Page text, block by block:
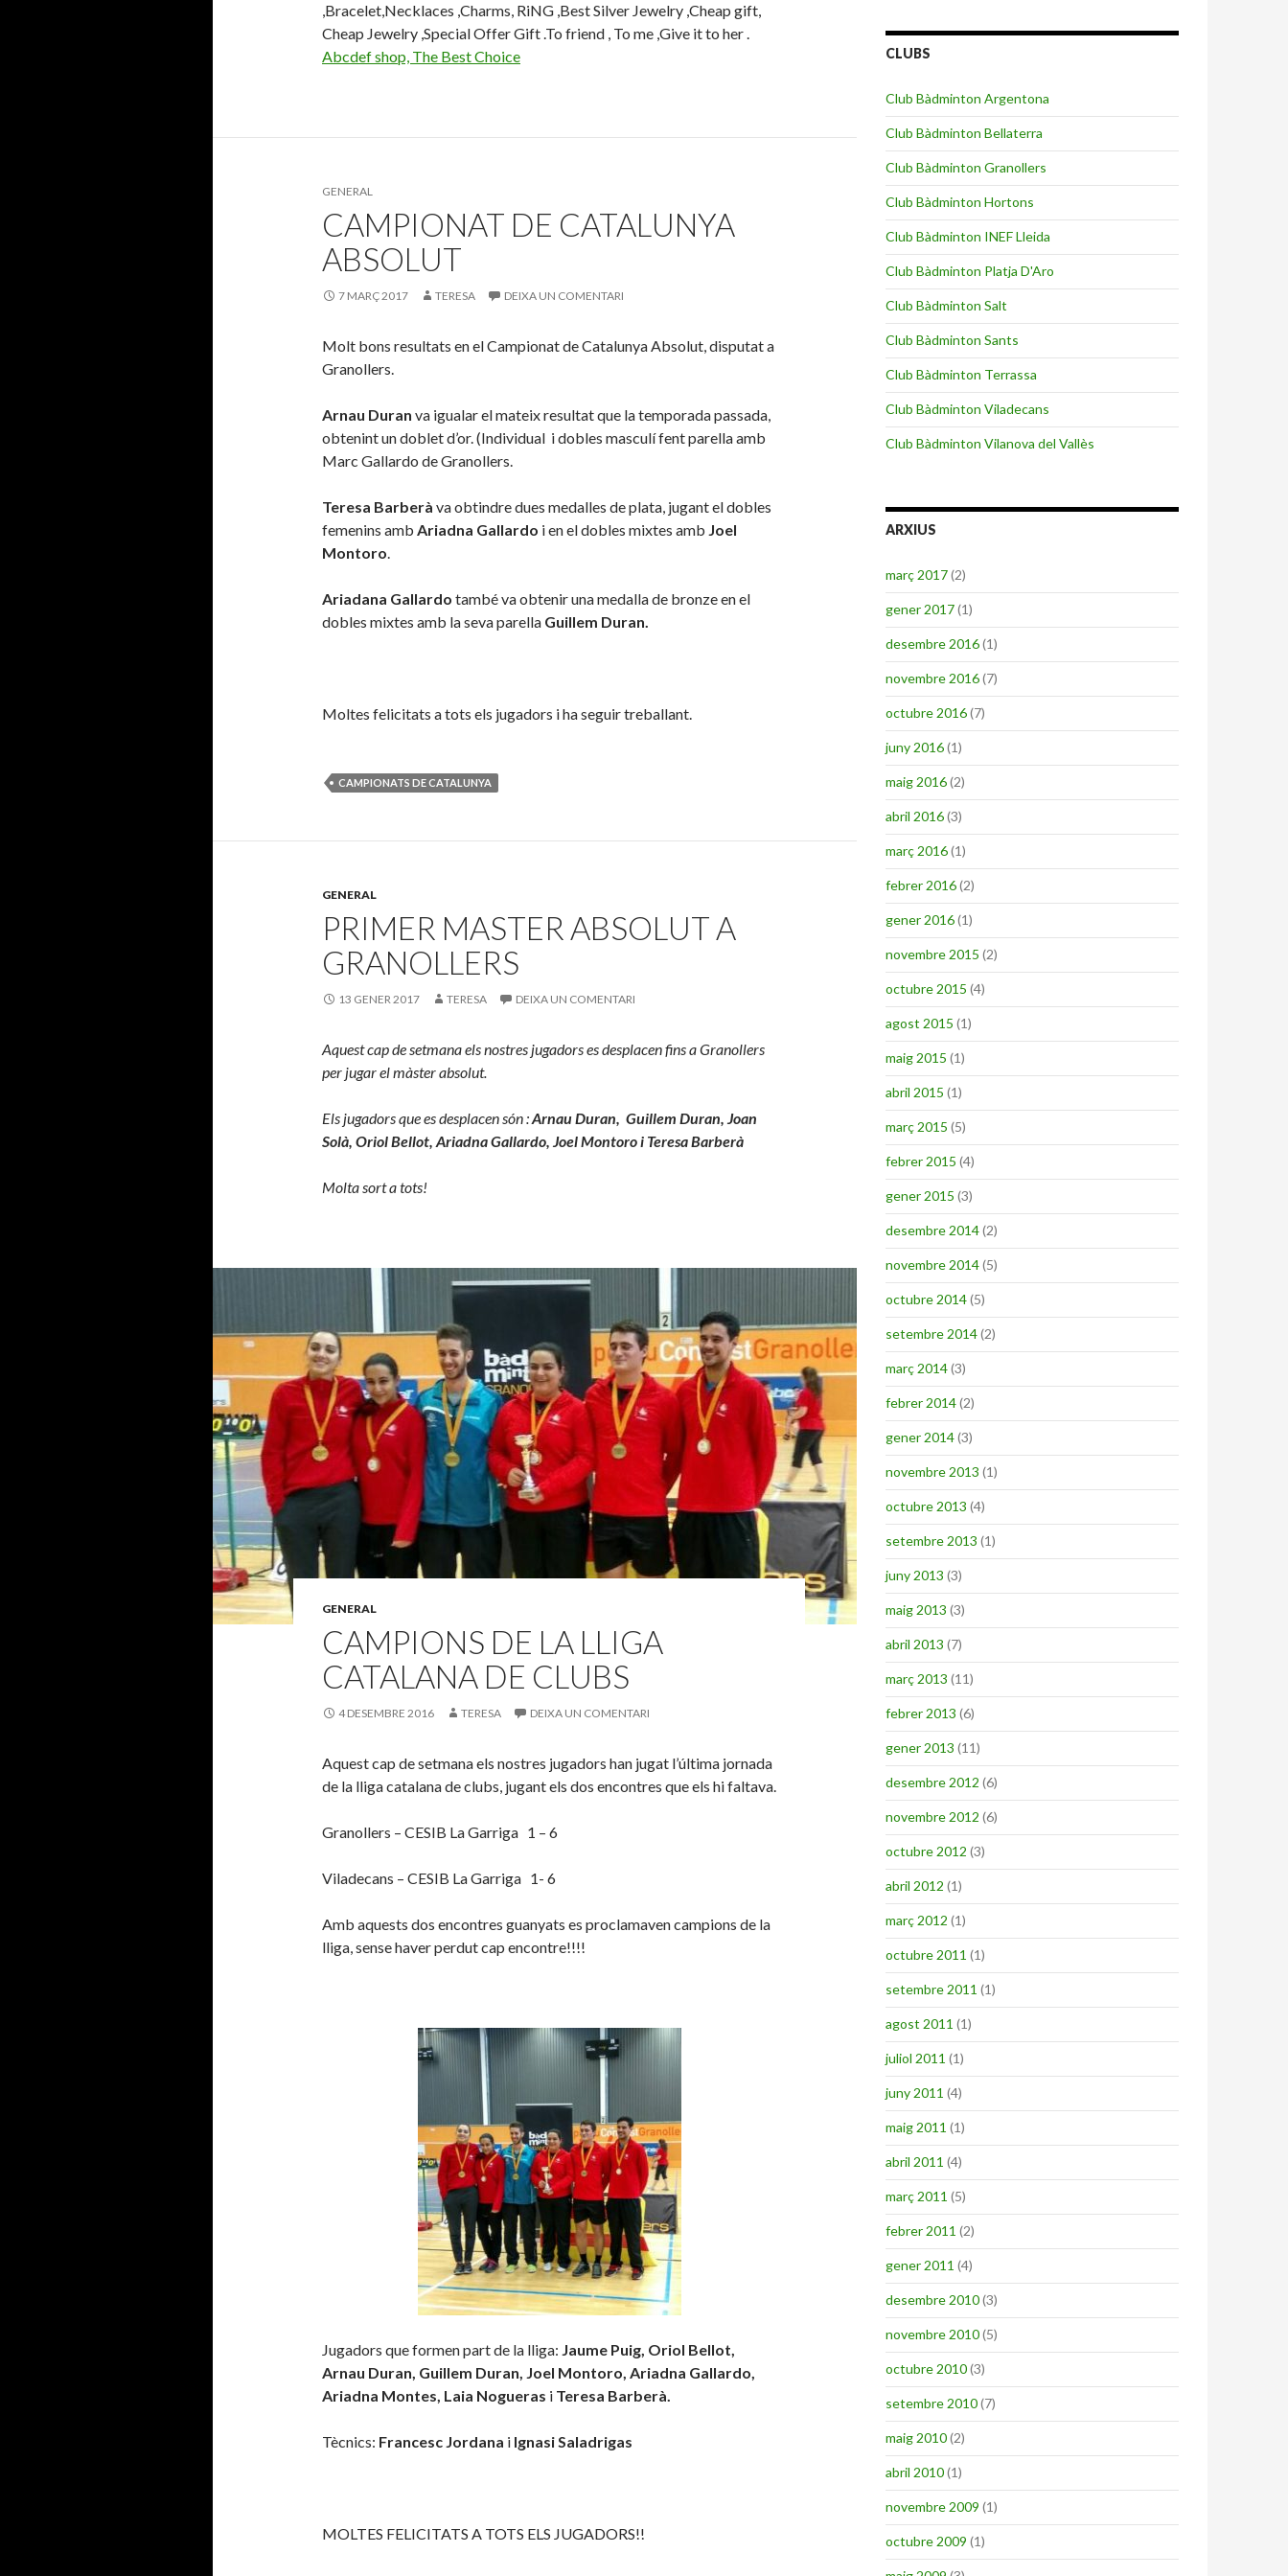
,Bracelet,Necklaces ,Charms, RiNG ,Best Silver Jewelry ,Cheap gift,
Cheap Jewelry ,Special Offer Gift .To friend , To me ,Give it to her .
Abcdef shop, The Best Choice
GENERAL
CAMPIONAT DE CATALUNYA
ABSOLUT
7 MARÇ 2017 TERESA DEIXA UN COMENTARI
Molt bons resultats en el Campionat de Catalunya Absolut, disputat a
Granollers.
Arnau Duran va igualar el mateix resultat que la temporada passada,
obtenint un doblet d’or. (Individual i dobles masculí fent parella amb
Marc Gallardo de Granollers.
Teresa Barberà va obtindre dues medalles de plata, jugant el dobles
femenins amb Ariadna Gallardo i en el dobles mixtes amb Joel
Montoro.
Ariadana Gallardo també va obtenir una medalla de bronze en el
dobles mixtes amb la seva parella Guillem Duran.
Moltes felicitats a tots els jugadors i ha seguir treballant.
CAMPIONATS DE CATALUNYA
GENERAL
PRIMER MASTER ABSOLUT A
GRANOLLERS
13 GENER 2017 TERESA DEIXA UN COMENTARI
Aquest cap de setmana els nostres jugadors es desplacen fins a Granollers
per jugar el màster absolut.
Els jugadors que es desplacen són :Arnau Duran, Guillem Duran, Joan
Solà, Oriol Bellot, Ariadna Gallardo, Joel Montoro i Teresa Barberà
Molta sort a tots!
GENERAL
CAMPIONS DE LA LLIGA
CATALANA DE CLUBS
4 DESEMBRE 2016 TERESA DEIXA UN COMENTARI
Aquest cap de setmana els nostres jugadors han jugat l’última jornada
de la lliga catalana de clubs, jugant els dos encontres que els hi faltava.
Granollers – CESIB La Garriga 1 – 6
Viladecans – CESIB La Garriga 1- 6
Amb aquests dos encontres guanyats es proclamaven campions de la
lliga, sense haver perdut cap encontre!!!!
Jugadors que formen part de la lliga: Jaume Puig, Oriol Bellot,
Arnau Duran, Guillem Duran, Joel Montoro, Ariadna Gallardo,
Ariadna Montes, Laia Nogueras i Teresa Barberà.
Tècnics: Francesc Jordana i Ignasi Saladrigas
MOLTES FELICITATS A TOTS ELS JUGADORS!!
CLUBS
Club Bàdminton Argentona
Club Bàdminton Bellaterra
Club Bàdminton Granollers
Club Bàdminton Hortons
Club Bàdminton INEF Lleida
Club Bàdminton Platja D'Aro
Club Bàdminton Salt
Club Bàdminton Sants
Club Bàdminton Terrassa
Club Bàdminton Viladecans
Club Bàdminton Vilanova del Vallès
ARXIUS
març 2017(2)
gener 2017(1)
desembre 2016(1)
novembre 2016(7)
octubre 2016(7)
juny 2016(1)
maig 2016(2)
abril 2016(3)
març 2016(1)
febrer 2016(2)
gener 2016(1)
novembre 2015 (2)
octubre 2015 (4)
agost 2015 (1)
maig 2015 (1)
abril 2015 (1)
març 2015 (5)
febrer 2015 (4)
gener 2015 (3)
desembre 2014(2)
novembre 2014(5)
octubre 2014(5)
setembre 2014(2)
març 2014(3)
febrer 2014(2)
gener 2014(3)
novembre 2013 (1)
octubre 2013 (4)
setembre 2013 (1)
juny 2013 (3)
maig 2013 (3)
abril 2013 (7)
març 2013 (11)
febrer 2013 (6)
gener 2013 (11)
desembre 2012 (6)
novembre 2012 (6)
octubre 2012 (3)
abril 2012 (1)
març 2012 (1)
octubre 2011 (1)
setembre 2011 (1)
agost 2011 (1)
juliol 2011 (1)
juny 2011 (4)
maig 2011 (1)
abril 2011 (4)
març 2011 (5)
febrer 2011 (2)
gener 2011 (4)
desembre 2010(3)
novembre 2010(5)
octubre 2010(3)
setembre 2010(7)
maig 2010(2)
abril 2010(1)
novembre 2009 (1)
octubre 2009 (1)